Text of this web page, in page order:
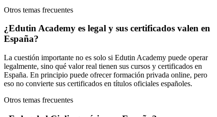
Otros temas frecuentes
¿Edutin Academy es legal y sus certificados valen en
España?
La cuestión importante no es solo si Edutin Academy puede operar
legalmente, sino qué valor real tienen sus cursos y certificados en
España. En principio puede ofrecer formación privada online, pero
eso no convierte sus certificados en títulos oficiales españoles.
Otros temas frecuentes